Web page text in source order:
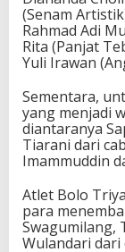
(Senam
Rahmad Adi
Rita (Panjat
Yuli Irawan
Sementara,
yang menjadi
diantaranya
Tiarani dari
Imammuddin
Atlet Bolo
para
Swagumilang,
Wulandari dari